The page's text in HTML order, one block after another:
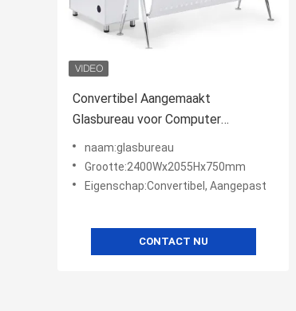
Convertibel Aangemaakt
Glasbureau voor Computer
2400mm×2055mm×750mm
Grootte
naam:glasbureau
Grootte:2400Wx2055Hx750mm
Eigenschap:Convertibel, Aangepast
CONTACT NU